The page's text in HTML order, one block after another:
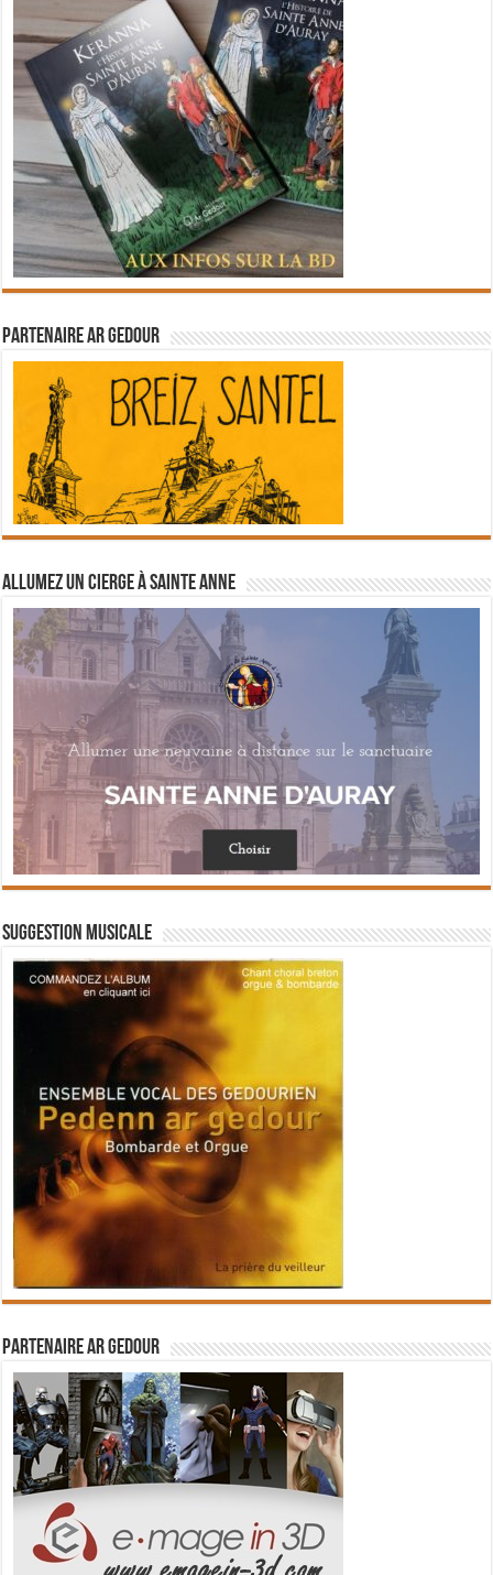
Partenaire Ar Gedour
Allumez un cierge à Sainte Anne
Suggestion musicale
Partenaire Ar Gedour